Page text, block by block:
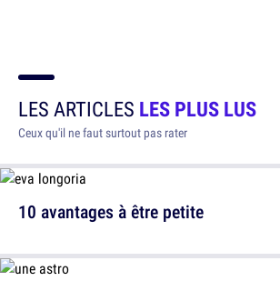
LES ARTICLES LES PLUS LUS
Ceux qu'il ne faut surtout pas rater
10 avantages à être petite